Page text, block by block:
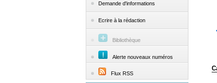
Demande d'informations
Ecrire à la rédaction
Bibliothèque
Alerte nouveaux numéros
Flux RSS